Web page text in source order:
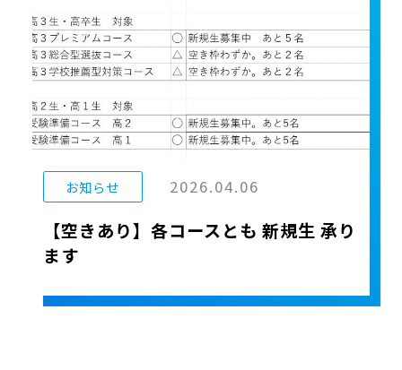
お知らせ 2026.04.06
【空きあり】各コースとも 新規生 承り
ます